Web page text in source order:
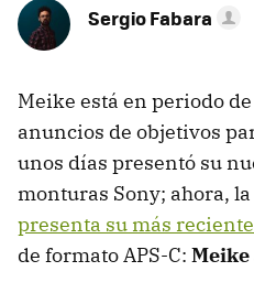
Sergio Fabara
Meike está en periodo
anuncios de objetivos
unos días presentó su
monturas Sony; ahora,
presenta su más
de formato APS-C: Meike